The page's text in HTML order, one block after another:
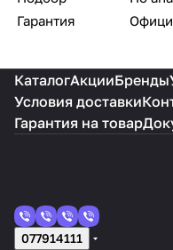
Гарантия
КаталогАкцииБренды
Условия доставки
Гарантия на товар
077914111